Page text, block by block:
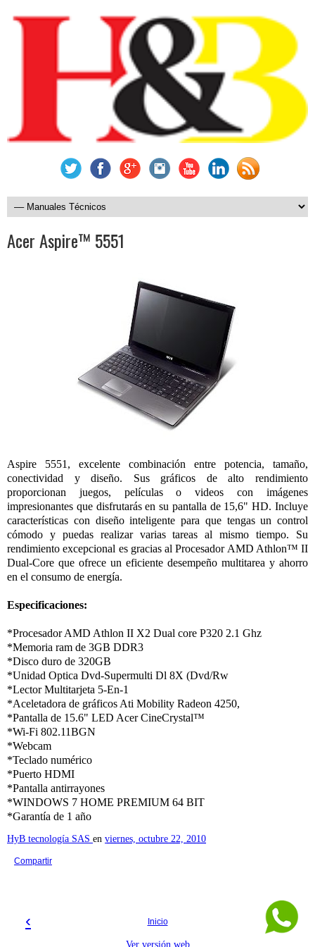
Acer Aspire™ 5551
Aspire 5551, excelente combinación entre potencia, tamaño,
conectividad y diseño. Sus gráficos de alto rendimiento
proporcionan juegos, películas o videos con imágenes
impresionantes que disfrutarás en su pantalla de 15,6" HD. Incluye
características con diseño inteligente para que tengas un control
cómodo y puedas realizar varias tareas al mismo tiempo. Su
rendimiento excepcional es gracias al Procesador AMD Athlon™ II
Dual-Core que ofrece un eficiente desempeño multitarea y ahorro
en el consumo de energía.
Especificaciones:
*Procesador AMD Athlon II X2 Dual core P320 2.1 Ghz
*Memoria ram de 3GB DDR3
*Disco duro de 320GB
*Unidad Optica Dvd-Supermulti Dl 8X (Dvd/Rw
*Lector Multitarjeta 5-En-1
*Aceletadora de gráficos Ati Mobility Radeon 4250,
*Pantalla de 15.6" LED Acer CineCrystal™
*Wi-Fi 802.11BGN
*Webcam
*Teclado numérico
*Puerto HDMI
*Pantalla antirrayones
*WINDOWS 7 HOME PREMIUM 64 BIT
*Garantía de 1 año
HyB tecnología SAS en viernes, octubre 22, 2010
Compartir
‹ ›
Inicio
Ver versión web